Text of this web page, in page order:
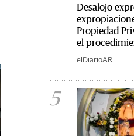
Desalojo
Propiedad
el
elDiarioAR
5